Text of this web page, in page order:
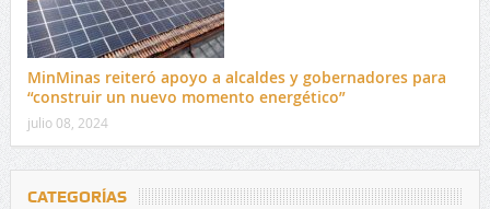
MinMinas reiteró apoyo a alcaldes y gobernadores para
“construir un nuevo momento energético”
julio 08, 2024
CATEGORÍAS